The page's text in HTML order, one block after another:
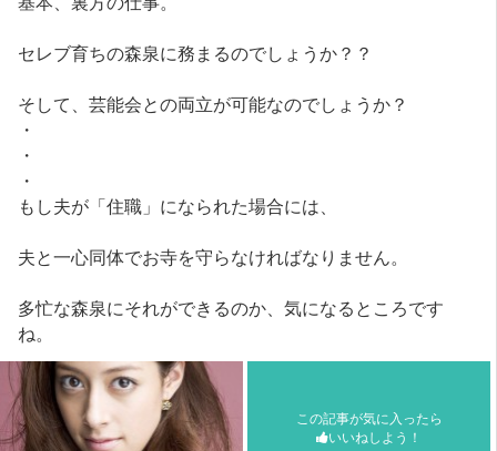
セレブ育ちの森泉に務まるのでしょうか？？
そして、芸能会との両立が可能なのでしょうか？
・
・
・
もし夫が「住職」になられた場合には、
夫と一心同体でお寺を守らなければなりません。
多忙な森泉にそれができるのか、気になるところです
ね。
この記事が気に入ったら
いいねしよう！